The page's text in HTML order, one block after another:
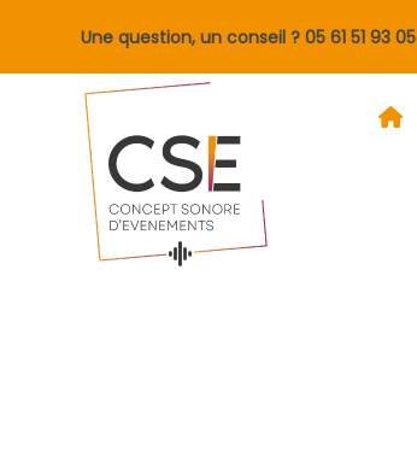
Une question, un conseil ?05 61 51 93 05